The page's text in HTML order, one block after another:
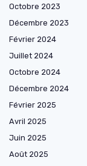
Octobre 2023
Décembre 2023
Février 2024
Juillet 2024
Octobre 2024
Décembre 2024
Février 2025
Avril 2025
Juin 2025
Août 2025